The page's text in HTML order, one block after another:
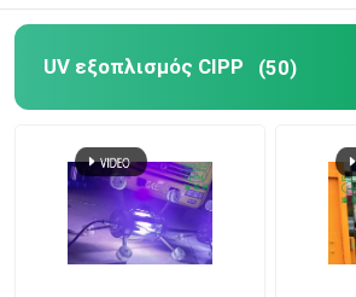
Πυροβολητέος πλέκτης σωλήνων
Αντλίες αποχέτευσης
UV εξοπλισμός CIPP (50)